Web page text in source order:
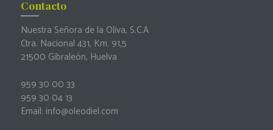
Contacto
Nuestra Señora de la Oliva, S.C.A
Ctra. Nacional 431, Km. 91,5
21500 Gibraleón, Huelva
959 30 00 33
959 30 04 13
Email: info@oleodiel.com